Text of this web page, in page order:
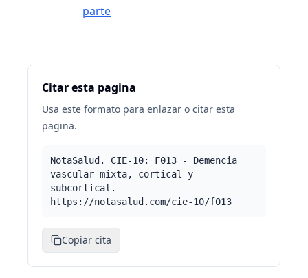
parte
Citar esta pagina
Usa este formato para enlazar o citar esta
pagina.
NotaSalud. CIE-10: F013 - Demencia
vascular mixta, cortical y
subcortical.
https://notasalud.com/cie-10/f013
Copiar cita